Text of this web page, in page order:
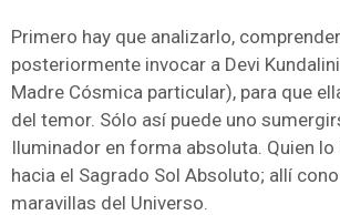
Primero hay que analizarlo,
posteriormente invocar a Devi
Madre Cósmica particular), para que
del temor. Sólo así puede uno
Iluminador en forma absoluta. Quien lo
hacia el Sagrado Sol Absoluto; allí
maravillas del Universo.